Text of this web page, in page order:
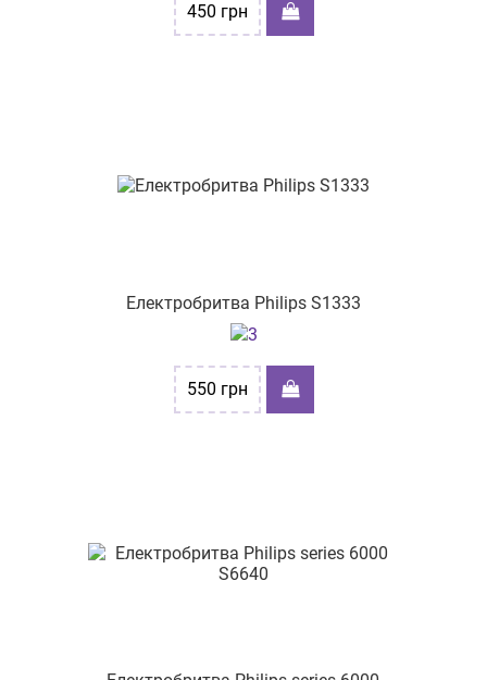
450 грн
Електробритва Philips S1333
550 грн